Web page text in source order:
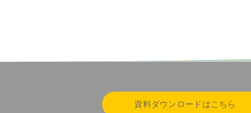
資料ダウンロードはこちら